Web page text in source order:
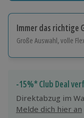
Immer das richtige
Große Auswahl, volle
Jeder Gutschein für
Maximale
3 Jahre gültig &
-15%* Club Deal
Direktabzug im
Melde dich hier an